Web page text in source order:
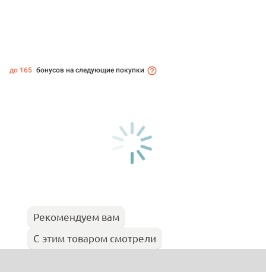
до 165 бонусов на следующие покупки
Рекомендуем вам
С этим товаром смотрели